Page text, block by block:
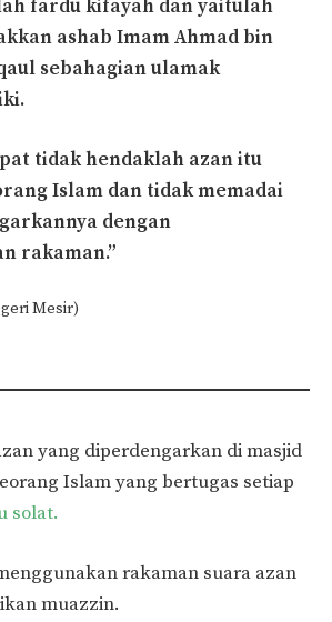
fardu kifayah dan yaitulah
ashab Imam Ahmad bin
sebahagian ulamak
tidak hendaklah azan itu
Islam dan tidak memadai
dengan
rakaman.”
Mesir)
yang diperdengarkan di masjid
Islam yang bertugas setiap
solat.
rakaman suara azan
muazzin.